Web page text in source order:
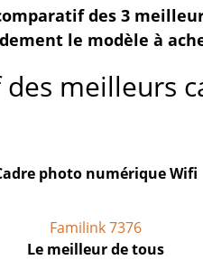
des 3
le modèle à
meilleurs
photo numérique Wifi
Familink 7376
Le meilleur de tous